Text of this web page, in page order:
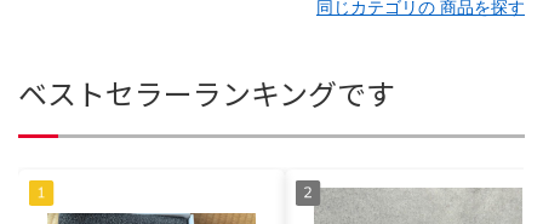
同じカテゴリの 商品を探す
ベストセラーランキングです